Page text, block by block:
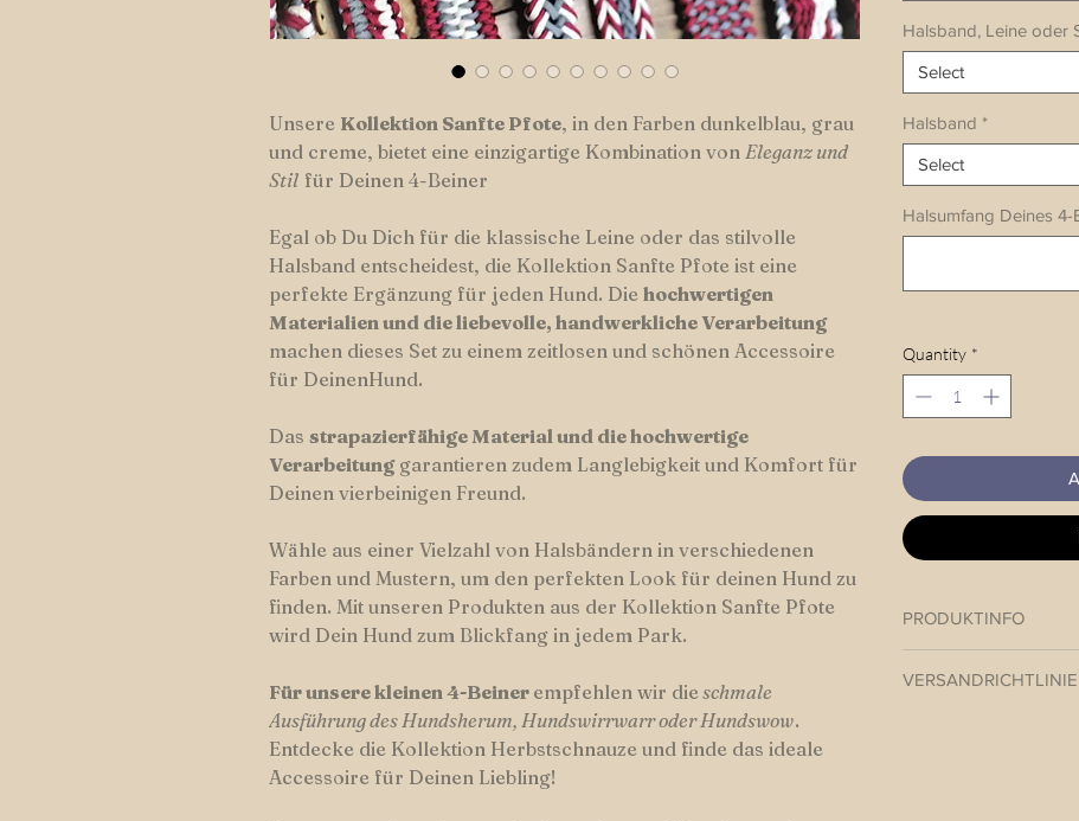
Unsere Kollektion Sanfte Pfote, in den Farben dunkelblau, grau
und creme, bietet eine einzigartige Kombination von Eleganz und
Stil für Deinen 4-Beiner
Egal ob Du Dich für die klassische Leine oder das stilvolle
Halsband entscheidest, die Kollektion Sanfte Pfote ist eine
perfekte Ergänzung für jeden Hund. Die hochwertigen
Materialien und die liebevolle, handwerkliche Verarbeitung
machen dieses Set zu einem zeitlosen und schönen Accessoire
für DeinenHund.
Das strapazierfähige Material und die hochwertige
Verarbeitunggarantieren zudem Langlebigkeit und Komfort für
Deinen vierbeinigen Freund.
Wähle aus einer Vielzahl von Halsbändern in verschiedenen
Farben und Mustern, um den perfekten Look für deinen Hund zu
finden. Mit unseren Produkten aus der Kollektion Sanfte Pfote
wird Dein Hund zum Blickfang in jedem Park.
Für unsere kleinen 4-Beiner empfehlen wir die schmale
Ausführung des Hundsherum, Hundswirrwarr oder Hundswow.
Entdecke die Kollektion Herbstschnauze und finde das ideale
Accessoire für Deinen Liebling!
Halsband, Leine oder
Select
Halsband *
Select
Halsumfang Deines 4-
Quantity *
PRODUKTINFO